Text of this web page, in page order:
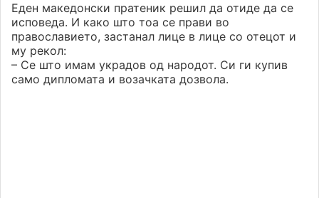
Еден македонски пратеник решил да отиде да се
исповеда. И како што тоа се прави во
православието, застанал лице в лице со отецот и
му рекол:
– Се што имам украдов од народот. Си ги купив
само дипломата и возачката дозвола.